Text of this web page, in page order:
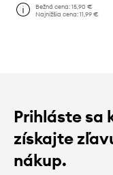
Bežná cena:15,90 €
Najnižšia cena:11,99 €
Prihláste sa
získajte
nákup.